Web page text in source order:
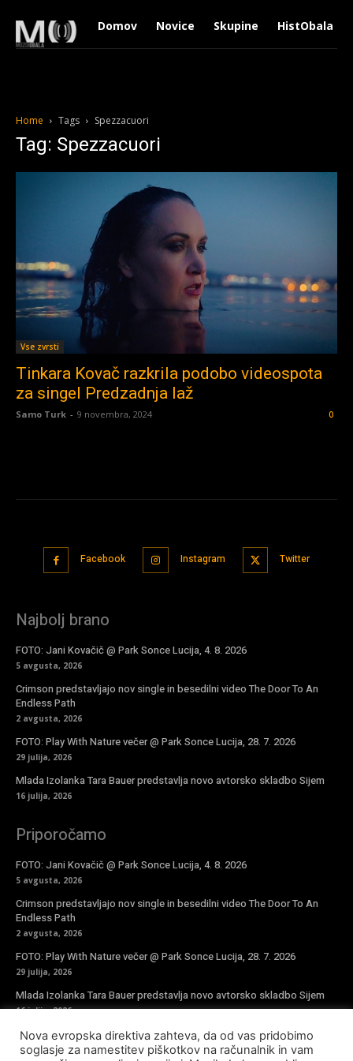
Domov Novice Skupine HistObala
Home Tags Spezzacuori
Tag: Spezzacuori
Vse zvrsti
Tinkara Kovač razkrila podobo videospota
za singel Predzadnja laž
Samo Turk - 9 novembra, 2024 0
Facebook Instagram Twitter
Najbolj brano
FOTO: Jani Kovačič @ Park Sonce Lucija, 4. 8. 2026
5 avgusta, 2026
Crimson predstavljajo nov single in besedilni video The Door To An
Endless Path
2 avgusta, 2026
FOTO: Play With Nature večer @ Park Sonce Lucija, 28. 7. 2026
29 julija, 2026
Mlada Izolanka Tara Bauer predstavlja novo avtorsko skladbo Sijem
16 julija, 2026
Priporočamo
FOTO: Jani Kovačič @ Park Sonce Lucija, 4. 8. 2026
5 avgusta, 2026
Crimson predstavljajo nov single in besedilni video The Door To An
Endless Path
2 avgusta, 2026
FOTO: Play With Nature večer @ Park Sonce Lucija, 28. 7. 2026
29 julija, 2026
Mlada Izolanka Tara Bauer predstavlja novo avtorsko skladbo Sijem
16 julija, 2026
Vpiši se v novičke
Nova evropska direktiva zahteva, da od vas pridobimo
soglasje za namestitev piškotkov na računalnik in vam